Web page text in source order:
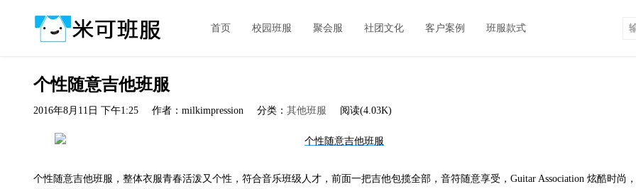
首页 校园班服 聚会服 社团文化 客户案例 班服款式
个性随意吉他班服
2016年8月11日 下午1:25 作者：milkimpression 分类： 其他班服 阅读(4.03K)
个性随意吉他班服，整体衣服青春活泼又个性，符合音乐班级人才，前面一把吉他包揽全部，音符随意享受，Guitar Association 炫酷时尚，